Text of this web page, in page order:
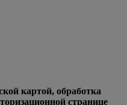
картой, обработка
странице